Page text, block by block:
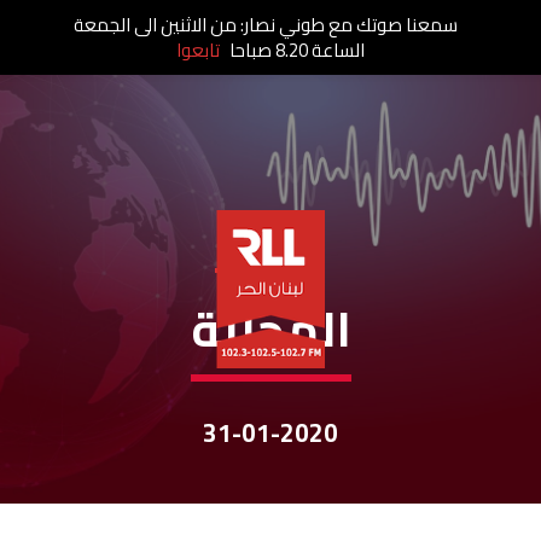
نشرات الأخبار
المحليّة
31-01-2020
سمعنا صوتك مع طوني نصار: من الاثنين الى الجمعة
الساعة 8.20 صباحا تابعوا